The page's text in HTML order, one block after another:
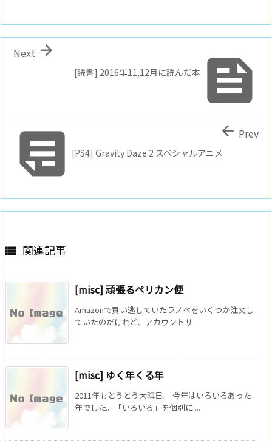

[読書] 2016年11,12月に読んだ本

Next
[PS4] Gravity Daze 2 スペシャルアニメ
 Prev
 関連記事
[misc] 頑張るペリカン便
Amazonで買い逃していたラノベをいくつか注文し
ていたのだけれど、アカウントサ ...
[misc] ゆく年くる年
2011年もとうとう大晦日。 今年はいろいろあった
年でした。「いろいろ」を個別に ...